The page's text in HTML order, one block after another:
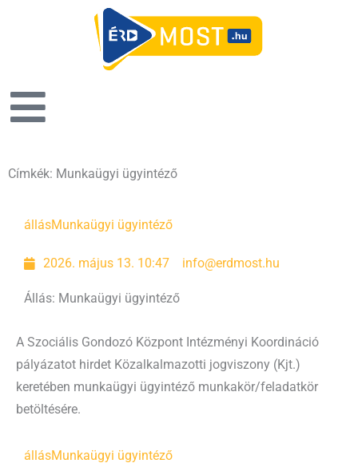
Címkék: Munkaügyi ügyintéző
állásMunkaügyi ügyintéző
2026. május 13. 10:47 info@erdmost.hu
Állás: Munkaügyi ügyintéző
A Szociális Gondozó Központ Intézményi Koordináció
pályázatot hirdet Közalkalmazotti jogviszony (Kjt.)
keretében munkaügyi ügyintéző munkakör/feladatkör
betöltésére.
állásMunkaügyi ügyintéző